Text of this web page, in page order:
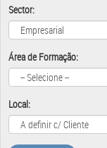
Sector:
Área de Formação:
Local: